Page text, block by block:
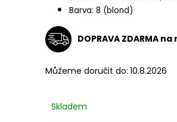
Barva: 8 (blond)
DOPRAVA ZDARMA
Můžeme doručit do: 10.8.2026
Skladem